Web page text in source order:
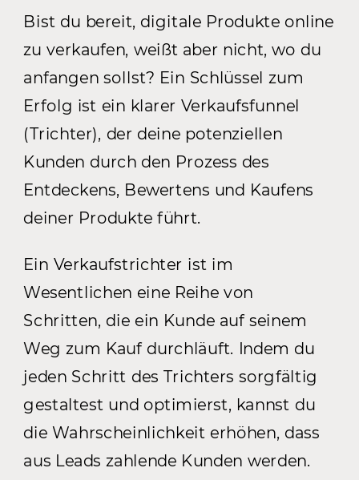
Bist du bereit, digitale Produkte online
zu verkaufen, weißt aber nicht, wo du
anfangen sollst? Ein Schlüssel zum
Erfolg ist ein klarer Verkaufsfunnel
(Trichter), der deine potenziellen
Kunden durch den Prozess des
Entdeckens, Bewertens und Kaufens
deiner Produkte führt.
Ein Verkaufstrichter ist im
Wesentlichen eine Reihe von
Schritten, die ein Kunde auf seinem
Weg zum Kauf durchläuft. Indem du
jeden Schritt des Trichters sorgfältig
gestaltest und optimierst, kannst du
die Wahrscheinlichkeit erhöhen, dass
aus Leads zahlende Kunden werden.